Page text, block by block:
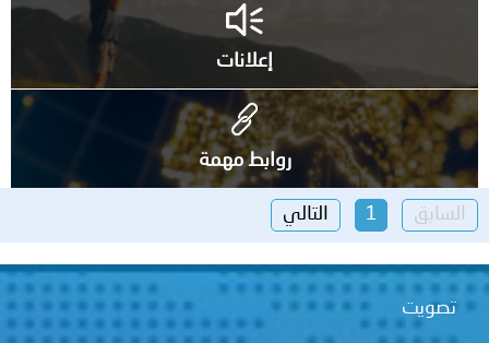
إعلانات
روابط مهمة
السابق 1 التالي
تصويت